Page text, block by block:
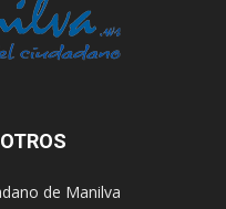
de Manilva